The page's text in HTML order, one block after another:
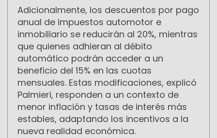
Adicionalmente, los descuentos por pago
anual de impuestos automotor e
inmobiliario se reducirán al 20%, mientras
que quienes adhieran al débito
automático podrán acceder a un
beneficio del 15% en las cuotas
mensuales. Estas modificaciones, explicó
Palmieri, responden a un contexto de
menor inflación y tasas de interés más
estables, adaptando los incentivos a la
nueva realidad económica.